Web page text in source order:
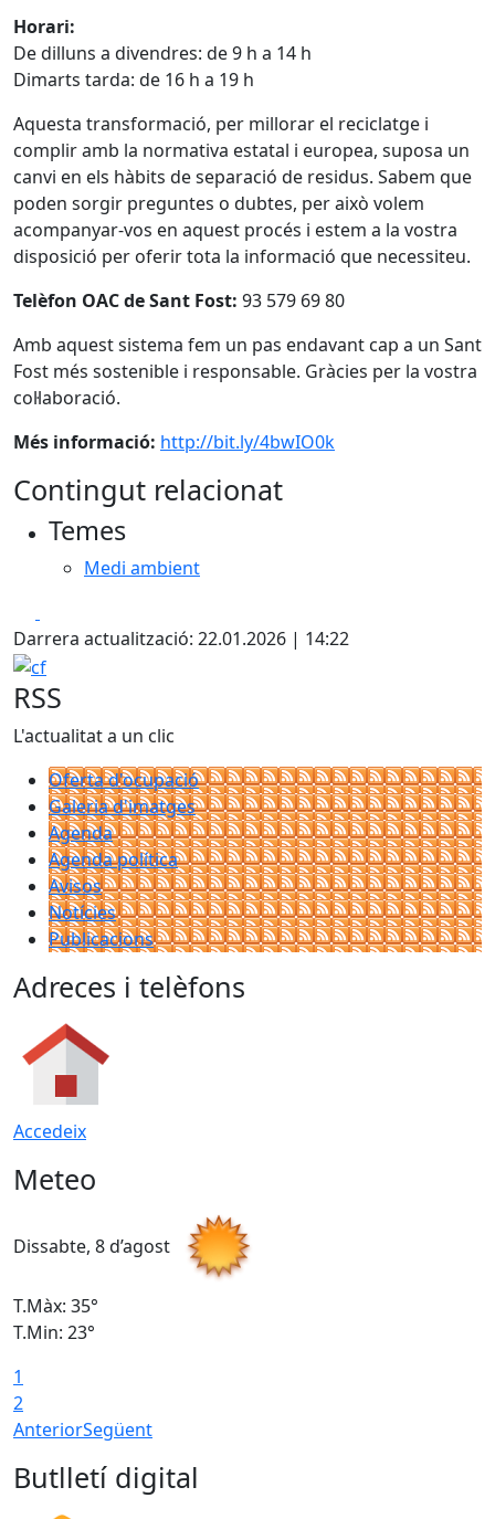
Horari:
De dilluns a divendres: de 9 h a 14 h
Dimarts tarda: de 16 h a 19 h
Aquesta transformació, per millorar el reciclatge i
complir amb la normativa estatal i europea, suposa un
canvi en els hàbits de separació de residus. Sabem que
poden sorgir preguntes o dubtes, per això volem
acompanyar-vos en aquest procés i estem a la vostra
disposició per oferir tota la informació que necessiteu.
Telèfon OAC de Sant Fost: 93 579 69 80
Amb aquest sistema fem un pas endavant cap a un Sant
Fost més sostenible i responsable. Gràcies per la vostra
col·laboració.
Més informació: http://bit.ly/4bwIO0k
Contingut relacionat
Temes
Medi ambient
Darrera actualització: 22.01.2026 | 14:22
cf
RSS
L'actualitat a un clic
Oferta d'ocupació
Galeria d'imatges
Agenda
Agenda política
Avisos
Notícies
Publicacions
Adreces i telèfons
Accedeix
Meteo
Dissabte, 8 d’agost
T.Màx: 35°
T.Min: 23°
1
2
AnteriorSegüent
Butlletí digital